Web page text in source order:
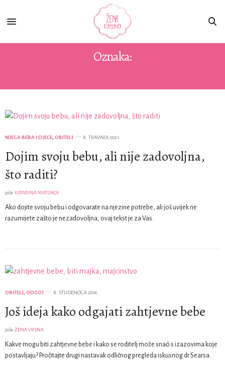
Oznaka:
NJEGA BEBA I DJECE, OBITELJ 8. TRAVNJA 2021.
Dojim svoju bebu, ali nije zadovoljna,
što raditi?
piše KATARINA MATIJACA
Ako dojite svoju bebu i odgovarate na njezine potrebe, ali još uvijek ne
razumijete zašto je nezadovoljna, ovaj tekst je za Vas.
OBITELJ, ODGOJ 8. STUDENOGA 2016.
Još ideja kako odgajati zahtjevne bebe
piše ŽENA VRSNA
Kakve mogu biti zahtjevne bebe i kako se roditelj može snaći s izazovima koje
postavljaju? Pročitajte drugi nastavak odličnog pregleda iskusnog dr Searsa.